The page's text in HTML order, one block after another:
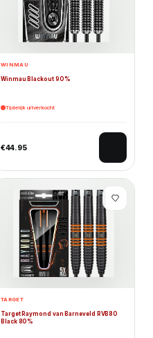
WINMAU
Winmau Blackout 90%
Tijdelijk uitverkocht
€44.95
TARGET
Target Raymond van Barneveld RVB80
Black 80%